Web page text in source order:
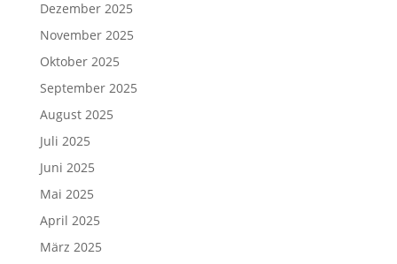
Dezember 2025
November 2025
Oktober 2025
September 2025
August 2025
Juli 2025
Juni 2025
Mai 2025
April 2025
März 2025